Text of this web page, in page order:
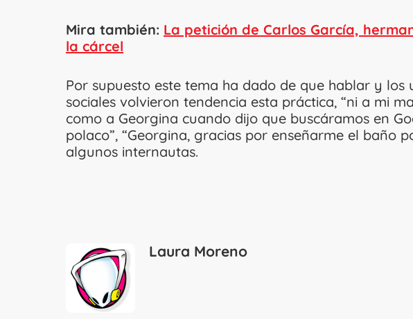
Mira también: La petición de Carlos García,
la cárcel
Por supuesto este tema ha dado de que hablar y los
sociales volvieron tendencia esta práctica, “ni a mi
como a Georgina cuando dijo que buscáramos en
polaco”, “Georgina, gracias por enseñarme el baño
algunos internautas.
Laura Moreno